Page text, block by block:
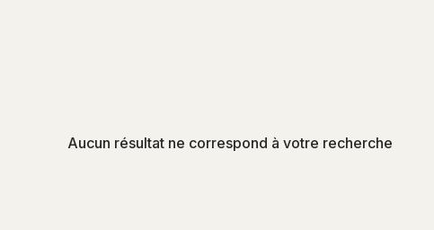
Aucun résultat ne correspond à votre recherche